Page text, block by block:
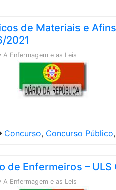
de Materiais e
2021
A Enfermagem e as Leis
Concurso, Concurso Público,
de Enfermeiros – ULS
A Enfermagem e as Leis